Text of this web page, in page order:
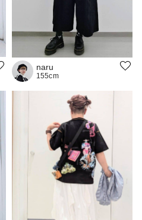
naru
155cm